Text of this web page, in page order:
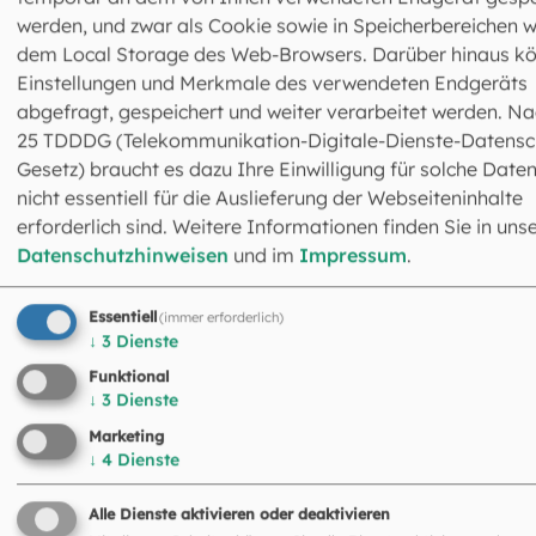
Vertretung der Laien in der Seelsorgsregion München der
Erzdiözese München und Freising und setzt sich
aus Delegierten der Dekanatsräte, der muttersprachigen
Gemeinden, der katholischen Verbände und
Gemeinschaften des Laienapostolats, zudem
Vertreterinnen und Vertreter von Organisationen,
Berufsgruppen und Ordensgemeinschaften sowie
hinzugewählten Personen des öffentlichen Lebens. Die
Mitglieder treffen sich jeweils im Frühjahr und im Herbst
Vollversammlungen. Das Laiengremium bezieht Stellung
aktuellen gesellschaftlichen Herausforderungen; es
beschäftigte sich in den vergangenen vier Jahren etwa
intensiv mit bildungspolitischen Fragestellungen oder
veränderten Kommunikationsverhalten in Kultur und
Gesellschaft. Zudem begleitet das Gremium kirchliche
Entwicklungen und Neuorganisationsprozesse, etwa die
Dekanatsreform. Der Katholikenrat wirkt bei
Bennofest, der Fronleichnamsprozession und der
werden, und zwar als Cookie sowie in Speicherbereichen
dem Local Storage des Web-Browsers. Darüber hinaus
Einstellungen und Merkmale des verwendeten Endgeräts
abgefragt, gespeichert und weiter verarbeitet werden.
25 TDDDG (Telekommunikation-Digitale-Dienste-
Gesetz) braucht es dazu Ihre Einwilligung für solche
nicht essentiell für die Auslieferung der Webseiteninhalte
erforderlich sind. Weitere Informationen finden Sie in
Datenschutzhinweisen und im Impressum.
Essentiell(immer erforderlich)
↓ 3 Dienste
Funktional
↓ 3 Dienste
Marketing
↓ 4 Dienste
Alle Dienste aktivieren oder deaktivieren